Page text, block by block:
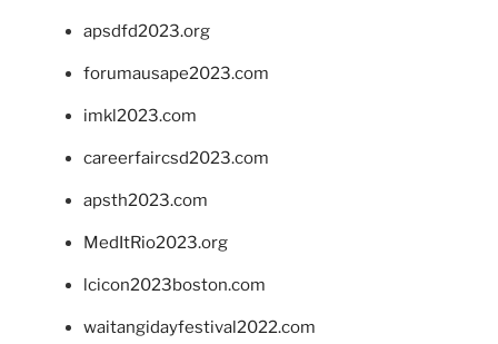
apsdfd2023.org
forumausape2023.com
imkl2023.com
careerfaircsd2023.com
apsth2023.com
MedItRio2023.org
lcicon2023boston.com
waitangidayfestival2022.com